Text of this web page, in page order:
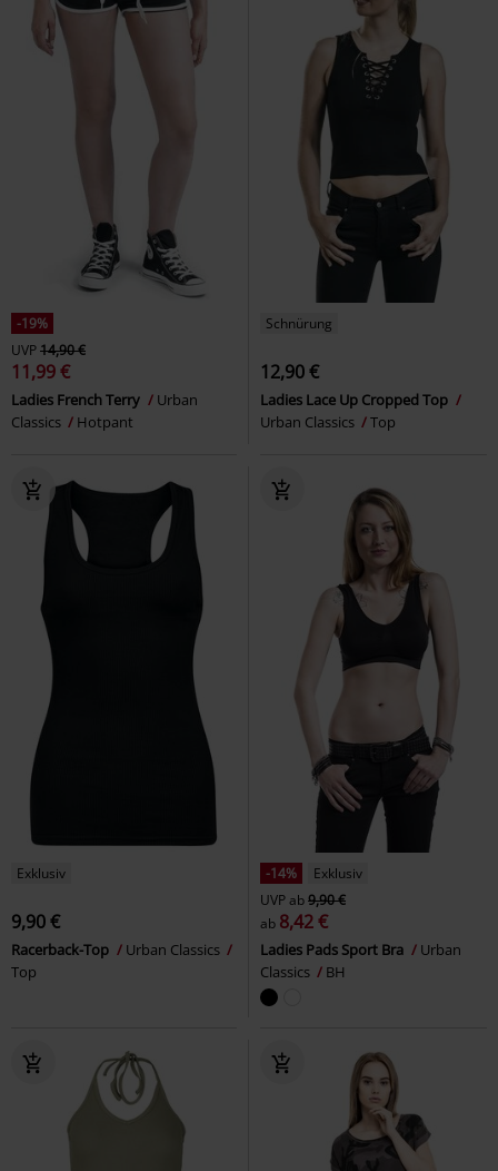
-19%
UVP14,90 €
11,99 €
Ladies French Terry
Urban
Classics
Hotpant
Schnürung
12,90 €
Ladies Lace Up Cropped Top
Urban Classics
Top
Exklusiv
9,90 €
Racerback-Top
Urban Classics
Top
-14%
Exklusiv
UVPab9,90 €
ab 8,42 €
Ladies Pads Sport Bra
Urban
Classics
BH